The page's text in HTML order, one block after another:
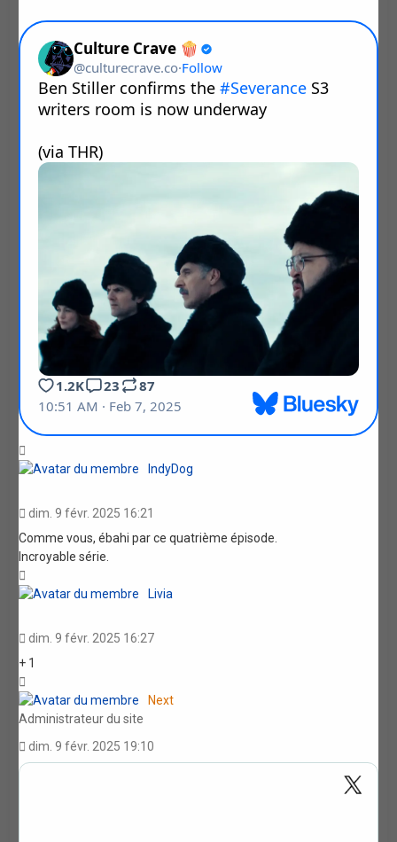
IndyDog
dim. 9 févr. 2025 16:21
Comme vous, ébahi par ce quatrième épisode.
Incroyable série.
Livia
dim. 9 févr. 2025 16:27
+ 1
Next
Administrateur du site
dim. 9 févr. 2025 19:10